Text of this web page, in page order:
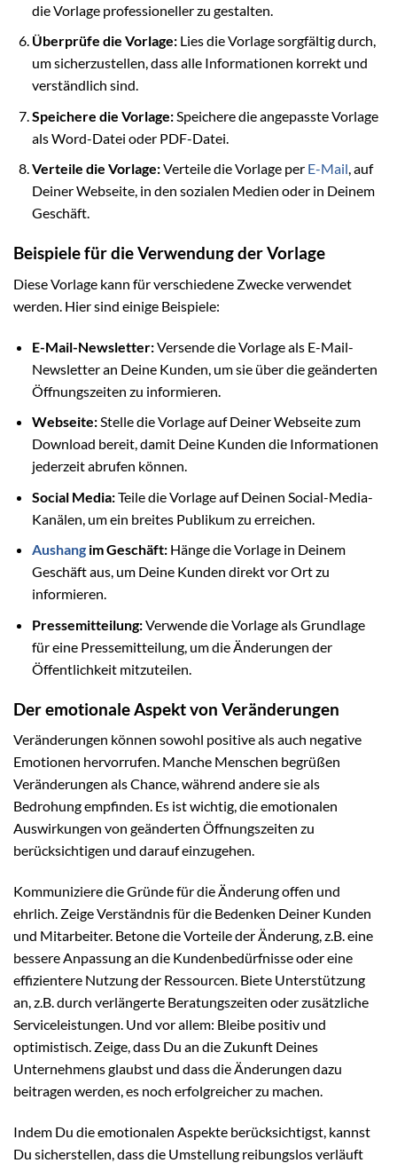
die Vorlage professioneller zu gestalten.
Überprüfe die Vorlage:Lies die Vorlage sorgfältig durch,
um sicherzustellen, dass alle Informationen korrekt und
verständlich sind.
Speichere die Vorlage:Speichere die angepasste Vorlage
als Word-Datei oder PDF-Datei.
Verteile die Vorlage:Verteile die Vorlage per E-Mail, auf
Deiner Webseite, in den sozialen Medien oder in Deinem
Geschäft.
Beispiele für die Verwendung der Vorlage
Diese Vorlage kann für verschiedene Zwecke verwendet
werden. Hier sind einige Beispiele:
E-Mail-Newsletter:Versende die Vorlage als E-Mail-
Newsletter an Deine Kunden, um sie über die geänderten
Öffnungszeiten zu informieren.
Webseite:Stelle die Vorlage auf Deiner Webseite zum
Download bereit, damit Deine Kunden die Informationen
jederzeit abrufen können.
Social Media:Teile die Vorlage auf Deinen Social-Media-
Kanälen, um ein breites Publikum zu erreichen.
Aushangim Geschäft:Hänge die Vorlage in Deinem
Geschäft aus, um Deine Kunden direkt vor Ort zu
informieren.
Pressemitteilung:Verwende die Vorlage als Grundlage
für eine Pressemitteilung, um die Änderungen der
Öffentlichkeit mitzuteilen.
Der emotionale Aspekt von Veränderungen
Veränderungen können sowohl positive als auch negative
Emotionen hervorrufen. Manche Menschen begrüßen
Veränderungen als Chance, während andere sie als
Bedrohung empfinden. Es ist wichtig, die emotionalen
Auswirkungen von geänderten Öffnungszeiten zu
berücksichtigen und darauf einzugehen.
Kommuniziere die Gründe für die Änderung offen und
ehrlich. Zeige Verständnis für die Bedenken Deiner Kunden
und Mitarbeiter. Betone die Vorteile der Änderung, z.B. eine
bessere Anpassung an die Kundenbedürfnisse oder eine
effizientere Nutzung der Ressourcen. Biete Unterstützung
an, z.B. durch verlängerte Beratungszeiten oder zusätzliche
Serviceleistungen. Und vor allem: Bleibe positiv und
optimistisch. Zeige, dass Du an die Zukunft Deines
Unternehmens glaubst und dass die Änderungen dazu
beitragen werden, es noch erfolgreicher zu machen.
Indem Du die emotionalen Aspekte berücksichtigst, kannst
Du sicherstellen, dass die Umstellung reibungslos verläuft